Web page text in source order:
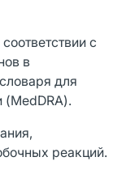
с
в
для
(MedDRA).
реакций.